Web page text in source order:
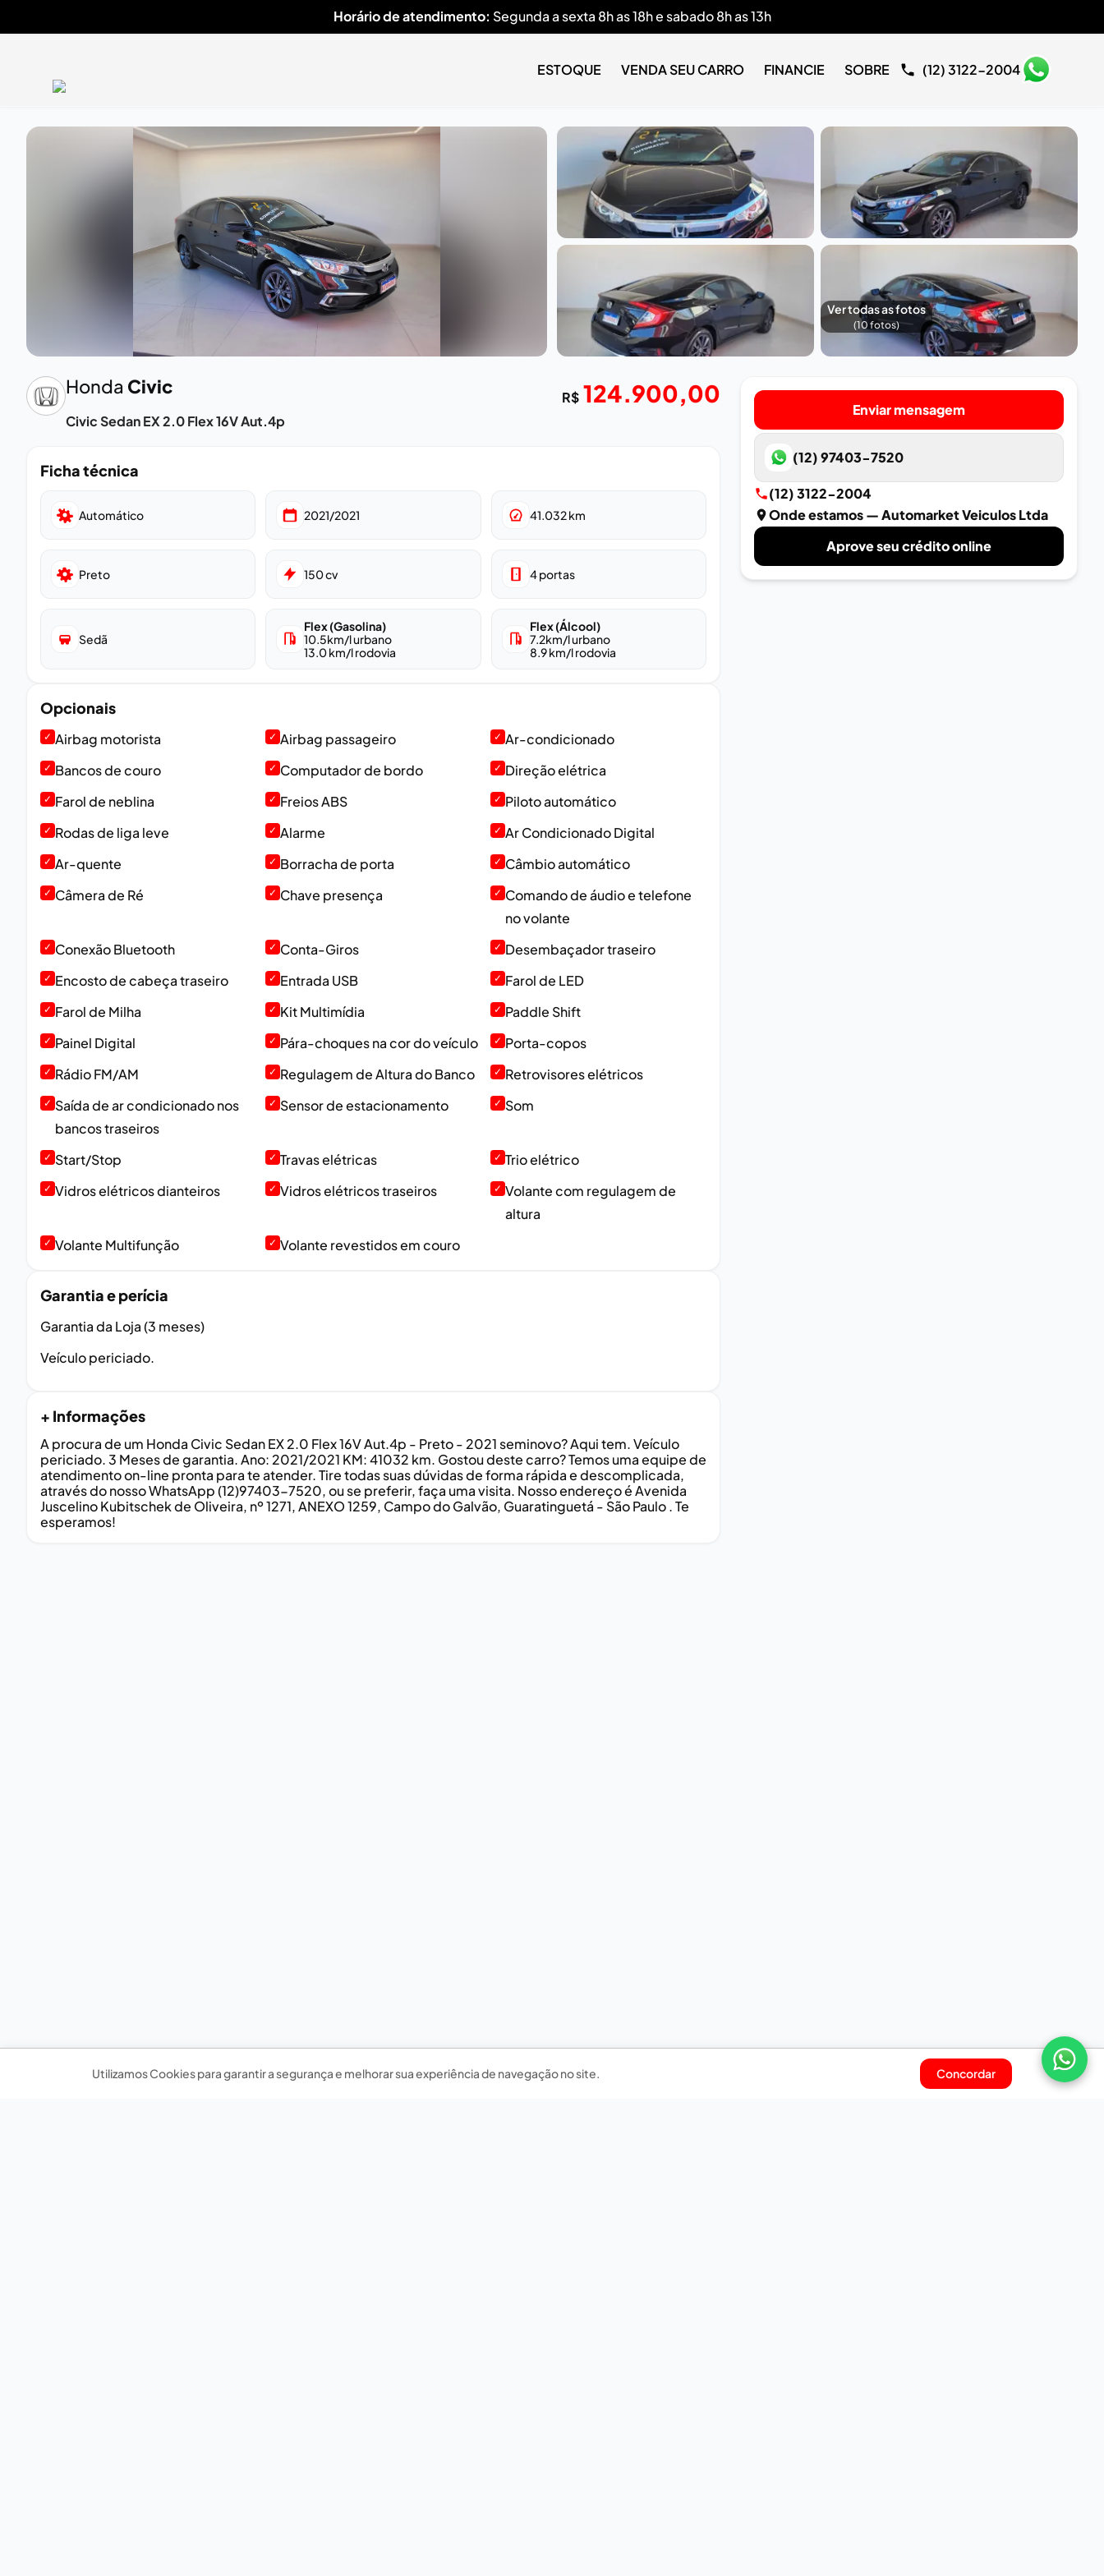
Horário de atendimento: Segunda a sexta 8h as 18h e sabado 8h as 13h
ESTOQUE VENDA SEU CARRO FINANCIE SOBRE (12) 3122-2004
Ver todas as fotos
(10 fotos)
Honda Civic
Civic Sedan EX 2.0 Flex 16V Aut.4p
R$ 124.900,00
Ficha técnica
Automático 2021/2021 41.032km
Preto 150cv 4portas
Sedã
Flex (Gasolina)
10.5km/l urbano
13.0km/l rodovia
Flex (Álcool)
7.2km/l urbano
8.9km/l rodovia
Opcionais
✓ Airbag motorista ✓ Airbag passageiro ✓ Ar-condicionado
✓ Bancos de couro ✓ Computador de bordo ✓ Direção elétrica
✓ Farol de neblina ✓ Freios ABS ✓ Piloto automático
✓ Rodas de liga leve ✓ Alarme ✓ Ar Condicionado Digital
✓ Ar-quente ✓ Borracha de porta ✓ Câmbio automático
✓ Câmera de Ré ✓ Chave presença ✓ Comando de áudio e telefone
no volante
✓ Conexão Bluetooth ✓ Conta-Giros ✓ Desembaçador traseiro
✓ Encosto de cabeça traseiro ✓ Entrada USB ✓ Farol de LED
✓ Farol de Milha ✓ Kit Multimídia ✓ Paddle Shift
✓ Painel Digital ✓ Pára-choques na cor do veículo ✓ Porta-copos
✓ Rádio FM/AM ✓ Regulagem de Altura do Banco ✓ Retrovisores elétricos
✓ Saída de ar condicionado nos
bancos traseiros
✓ Sensor de estacionamento ✓ Som
✓ Start/Stop ✓ Travas elétricas ✓ Trio elétrico
✓ Vidros elétricos dianteiros ✓ Vidros elétricos traseiros ✓ Volante com regulagem de
altura
✓ Volante Multifunção ✓ Volante revestidos em couro
Garantia e perícia
Garantia da Loja (3 meses)
Veículo periciado.
+ Informações
A procura de um Honda Civic Sedan EX 2.0 Flex 16V Aut.4p - Preto - 2021 seminovo? Aqui tem. Veículo
periciado. 3 Meses de garantia. Ano: 2021/2021 KM: 41032 km. Gostou deste carro? Temos uma equipe de
atendimento on-line pronta para te atender. Tire todas suas dúvidas de forma rápida e descomplicada,
através do nosso WhatsApp (12)97403-7520, ou se preferir, faça uma visita. Nosso endereço é Avenida
Juscelino Kubitschek de Oliveira, nº 1271, ANEXO 1259, Campo do Galvão, Guaratinguetá - São Paulo . Te
esperamos!
Enviar mensagem
(12) 97403-7520
(12) 3122-2004
Onde estamos— Automarket Veiculos Ltda
Aprove seu crédito online
Utilizamos Cookies para garantir a segurança e melhorar sua experiência de navegação no site. Concordar